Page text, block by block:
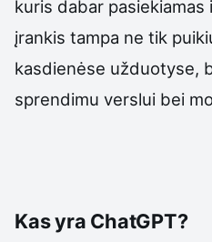
kuris dabar pasiekiamas
įrankis tampa ne tik
kasdienėse užduotyse,
sprendimu verslui bei
Kas yra ChatGPT?